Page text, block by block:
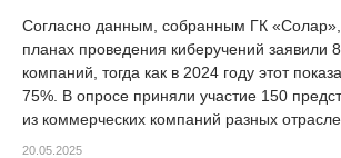
Согласно данным, собранным ГК «Солар»,
планах проведения киберучений заявили
компаний, тогда как в 2024 году этот
75%. В опросе приняли участие 150
из коммерческих компаний разных
20.05.2025